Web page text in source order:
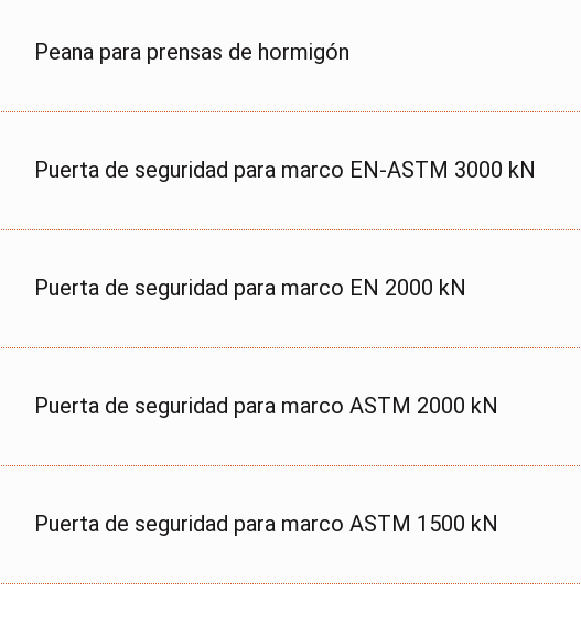
Peana para prensas de hormigón
Puerta de seguridad para marco EN-ASTM 3000 kN
Puerta de seguridad para marco EN 2000 kN
Puerta de seguridad para marco ASTM 2000 kN
Puerta de seguridad para marco ASTM 1500 kN